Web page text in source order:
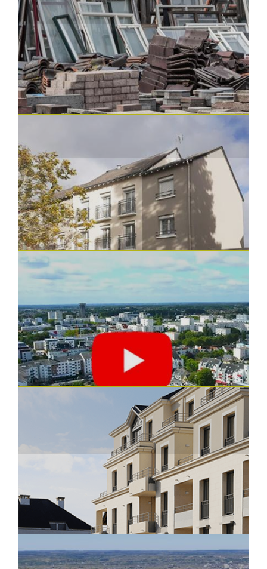
14.02.2024
Constructions, réhabilitations et aménagements
Une construction en contre-bourg à
Sorigny
18 logements livrés durant l'été 2023
En savoir plus
07.02.2024
Constructions, réhabilitations et aménagements | VTH
s'engage...
Réemploi des matériaux de
déconstruction : notre office s'engage
Val Touraine Habitat s’est engagé depuis
quelques mois dans une démarche de r...
En savoir plus
31.01.2024
Constructions, réhabilitations et aménagements
Réhabilitation de 10 logements à Cormery
L'opération « Rue du Collège » : une
performance énergétique optimisée
Constructions, réhabilitations et aménagements | En vidéos
Nos opérations vues du ciel
Réhabilitation de 54 logements collectifs sur la
"Résidence Victor Hugo" à Jo...
En savoir plus